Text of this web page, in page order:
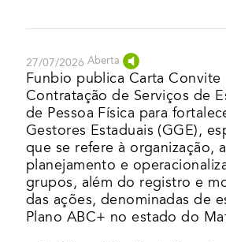
27/07/2026 Aberta
Funbio publica Carta Convite
Contratação de Serviços de
de Pessoa Física para
Gestores Estaduais (GGE),
que se refere à organização,
planejamento e
grupos, além do registro e
das ações, denominadas de
Plano ABC+ no estado do